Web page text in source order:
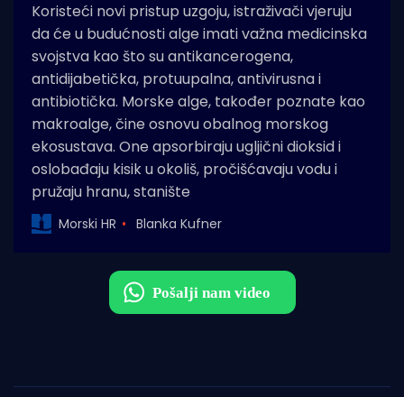
Koristeći novi pristup uzgoju, istraživači vjeruju
da će u budućnosti alge imati važna medicinska
svojstva kao što su antikancerogena,
antidijabetička, protuupalna, antivirusna i
antibiotička. Morske alge, također poznate kao
makroalge, čine osnovu obalnog morskog
ekosustava. One apsorbiraju ugljični dioksid i
oslobađaju kisik u okoliš, pročišćavaju vodu i
pružaju hranu, stanište
Morski HR Blanka Kufner